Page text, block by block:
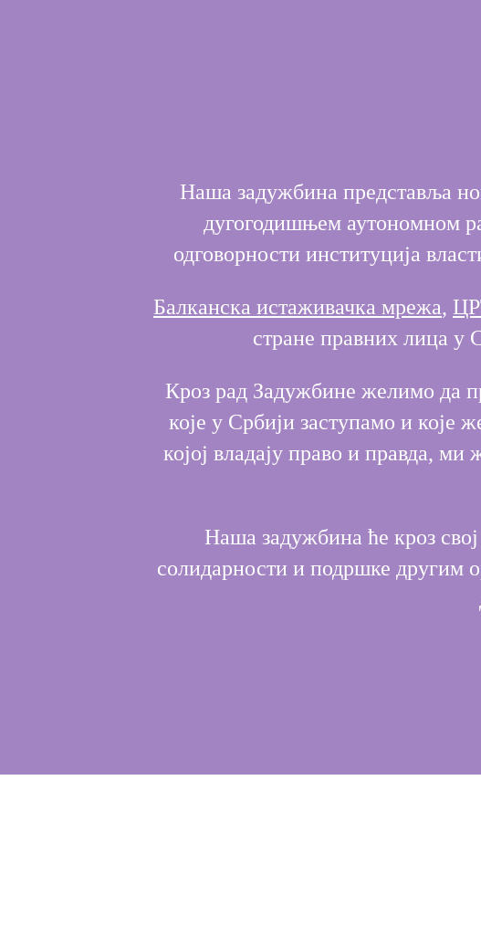
Наша задужбина представља
дугогодишњем аутономном
одговорности институција
Балканска истаживачка мрежа,
стране правних лица у
Кроз рад Задужбине желимо да
које у Србији заступамо и
којој владају право и правда,
Наша задужбина ће кроз
солидарности и подршке другим